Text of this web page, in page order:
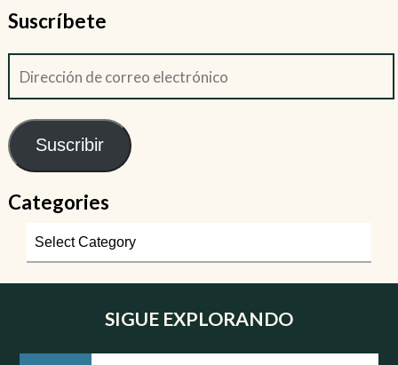
Suscríbete
Suscribir
Categories
SIGUE EXPLORANDO